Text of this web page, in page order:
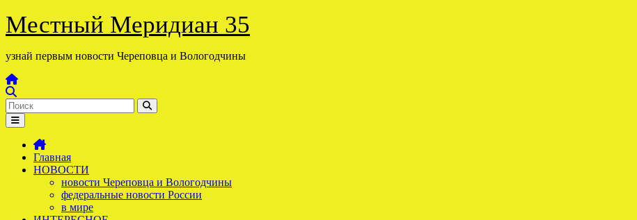
Перейти
к
Местный Меридиан 35
узнай первым новости Череповца и Вологодчины
Главная
НОВОСТИ
новости Череповца и Вологодчины
федеральные новости России
в мире